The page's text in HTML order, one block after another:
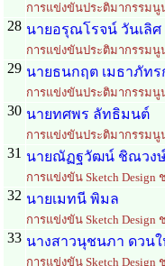
การแข่งขันประติมากรรมนู
28 นายอรุณโรจน์ วันเลิศ
การแข่งขันประติมากรรมนู
29 นายธนกฤต เมธาภัทร
การแข่งขันประติมากรรมนู
30 นายทศพร ลัทธิมนต์
การแข่งขันประติมากรรมนู
31 นายณัฏฐวัฒน์ ชิณวงษ์
การแข่งขัน Sketch Design
32 นายเมทนี พิมล
การแข่งขัน Sketch Design
33 นางสาวนุชนภา ดวน
การแข่งขัน Sketch Design